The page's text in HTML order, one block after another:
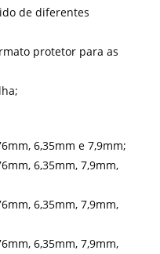
de diferentes
protetor para as
6,35mm e 7,9mm;
6,35mm, 7,9mm,
6,35mm, 7,9mm,
6,35mm, 7,9mm,